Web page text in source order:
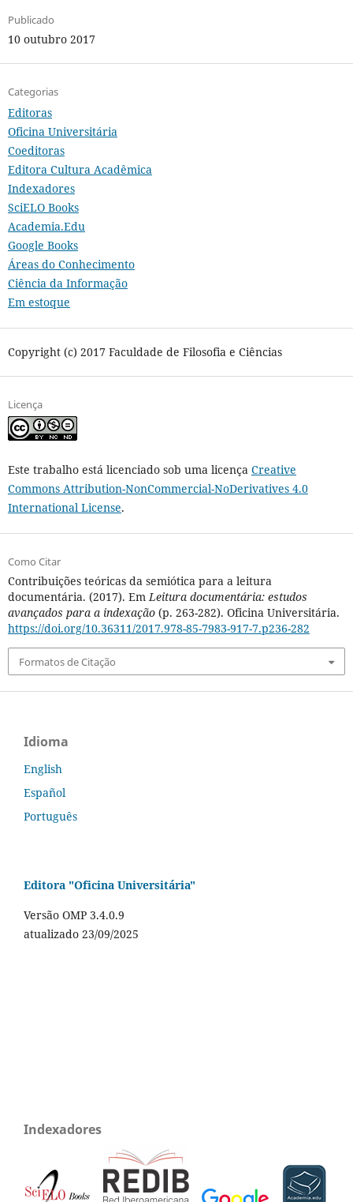
Publicado
10 outubro 2017
Categorias
Editoras
Oficina Universitária
Coeditoras
Editora Cultura Acadêmica
Indexadores
SciELO Books
Academia.Edu
Google Books
Áreas do Conhecimento
Ciência da Informação
Em estoque
Copyright (c) 2017 Faculdade de Filosofia e Ciências
Licença
Este trabalho está licenciado sob uma licença Creative
Commons Attribution-NonCommercial-NoDerivatives 4.0
International License.
Como Citar
Contribuições teóricas da semiótica para a leitura
documentária. (2017). EmLeitura documentária: estudos
avançados para a indexação(p. 263-282). Oficina Universitária.
https://doi.org/10.36311/2017.978-85-7983-917-7.p236-282
Formatos de Citação
Idioma
English
Español
Português
Editora "Oficina Universitária"
Versão OMP 3.4.0.9
atualizado 23/09/2025
Indexadores